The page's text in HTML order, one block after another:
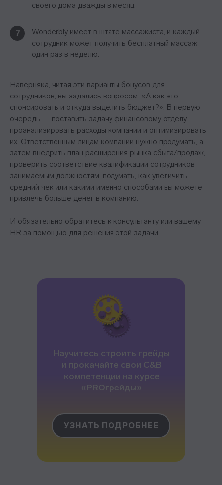
своего дома дважды в месяц.
7
Wonderbly имеет в штате массажиста, и каждый
сотрудник может получить бесплатный массаж
один раз в неделю.
Наверняка, читая эти варианты бонусов для
сотрудников, вы задались вопросом: «А как это
спонсировать и откуда выделить бюджет?». В первую
очередь — поставить задачу финансовому отделу
проанализировать расходы компании и оптимизировать
их. Ответственным лицам компании нужно продумать, а
затем внедрить план расширения рынка сбыта/продаж,
проверить соответствие квалификации сотрудников
занимаемым должностям, подумать, как увеличить
средний чек или какими именно способами вы можете
привлечь больше денег в компанию.
И обязательно обратитесь к консультанту или вашему
HR за помощью для решения этой задачи.
Научитесь строить грейды
и прокачайте свои C&B
компетенции на курсе
«PROгрейды»
УЗНАТЬ ПОДРОБНЕЕ
Контакты
sales@top-career.ru
Условия кредитования
Сведения об образовательной организации
+7 495 369 56 15
Корпоративное обучение
Программы обучения
Реквизиты:
ИНН 7714459360
КПП 771401001